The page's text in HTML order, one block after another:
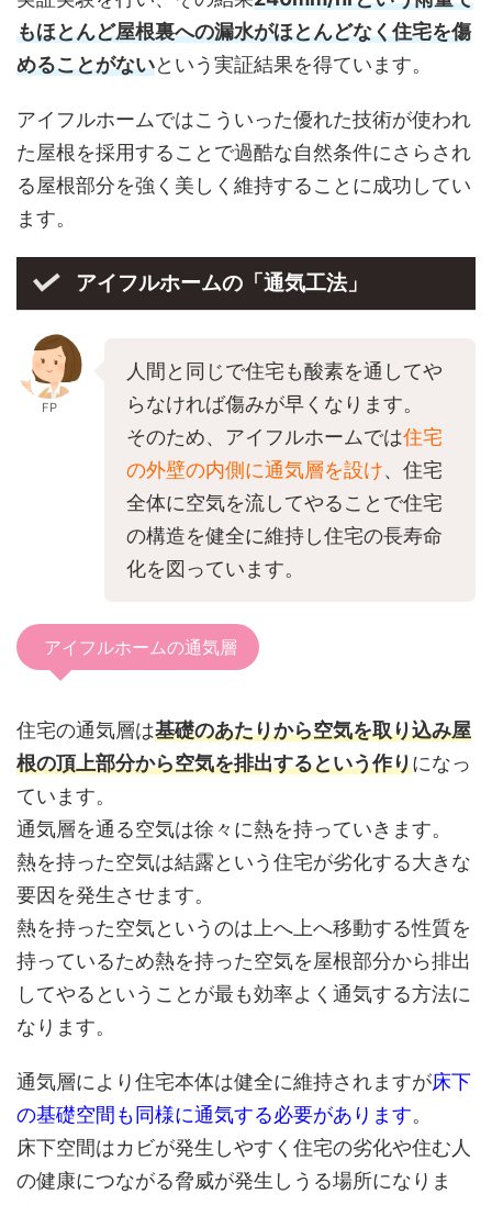
もほとんど屋根裏への漏水がほとんどなく住宅を傷
めることがないという実証結果を得ています。
アイフルホームではこういった優れた技術が使われ
た屋根を採用することで過酷な自然条件にさらされ
る屋根部分を強く美しく維持することに成功してい
ます。
アイフルホームの「通気工法」
FP
人間と同じで住宅も酸素を通してや
らなければ傷みが早くなります。
そのため、アイフルホームでは住宅
の外壁の内側に通気層を設け、住宅
全体に空気を流してやることで住宅
の構造を健全に維持し住宅の長寿命
化を図っています。
アイフルホームの通気層
住宅の通気層は基礎のあたりから空気を取り込み屋
根の頂上部分から空気を排出するという作りになっ
ています。
通気層を通る空気は徐々に熱を持っていきます。
熱を持った空気は結露という住宅が劣化する大きな
要因を発生させます。
熱を持った空気というのは上へ上へ移動する性質を
持っているため熱を持った空気を屋根部分から排出
してやるということが最も効率よく通気する方法に
なります。
通気層により住宅本体は健全に維持されますが床下
の基礎空間も同様に通気する必要があります。
床下空間はカビが発生しやすく住宅の劣化や住む人
の健康につながる脅威が発生しうる場所になりま